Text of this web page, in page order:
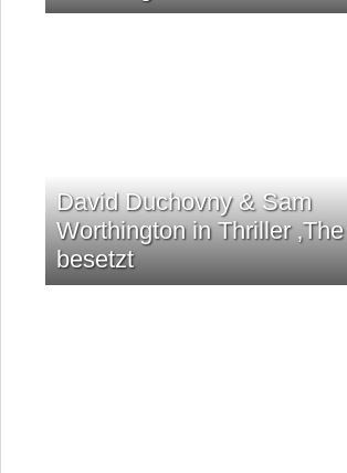
David Duchovny & Sam
Worthington in Thriller ‚The
besetzt